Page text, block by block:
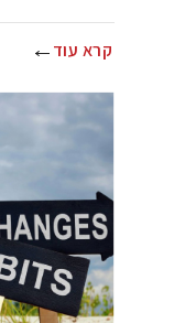
קרא עוד